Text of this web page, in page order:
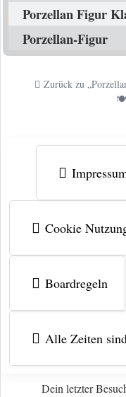
Porzellan Figur
Porzellan-Figur
Zurück zu
Cookie
Boardregeln
Alle Zeiten
Dein letzter